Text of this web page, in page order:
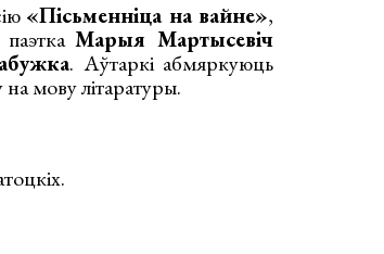
«Пісьменніца на вайне»,
паэткаМарыя Мартысевіч
. Аўтаркі абмяркуюць
мову літаратуры.